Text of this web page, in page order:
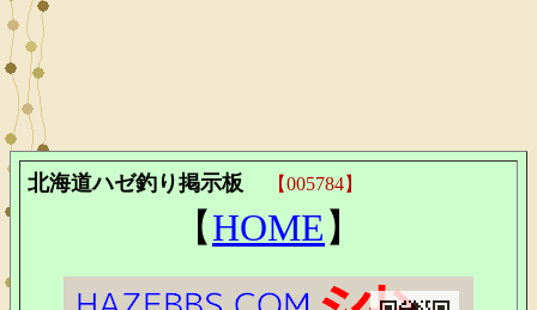
北海道ハゼ釣り掲示板 【005784】
【HOME】